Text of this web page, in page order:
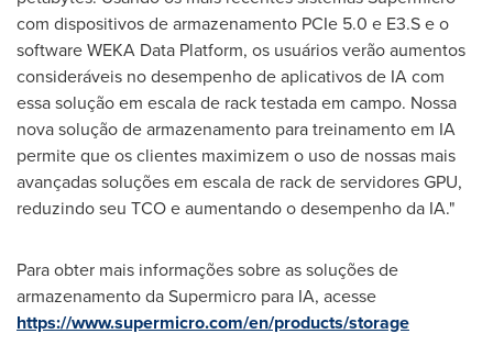
com dispositivos de armazenamento PCIe 5.0 e E3.S e o
software WEKA Data Platform, os usuários verão aumentos
consideráveis no desempenho de aplicativos de IA com
essa solução em escala de rack testada em campo. Nossa
nova solução de armazenamento para treinamento em IA
permite que os clientes maximizem o uso de nossas mais
avançadas soluções em escala de rack de servidores GPU,
reduzindo seu TCO e aumentando o desempenho da IA."
Para obter mais informações sobre as soluções de
armazenamento da Supermicro para IA, acesse
https://www.supermicro.com/en/products/storage